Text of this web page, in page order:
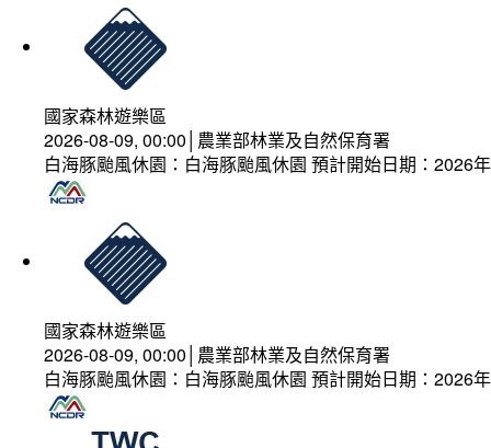
國家森林遊樂區
2026-08-09, 00:00│農業部林業及自然保育署
白海豚颱風休園：白海豚颱風休園 預計開始日期：2026
國家森林遊樂區
2026-08-09, 00:00│農業部林業及自然保育署
白海豚颱風休園：白海豚颱風休園 預計開始日期：2026